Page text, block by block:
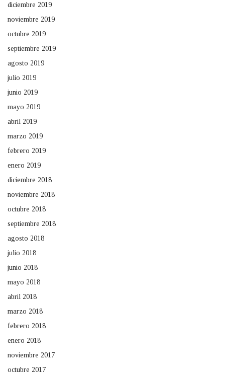
diciembre 2019
noviembre 2019
octubre 2019
septiembre 2019
agosto 2019
julio 2019
junio 2019
mayo 2019
abril 2019
marzo 2019
febrero 2019
enero 2019
diciembre 2018
noviembre 2018
octubre 2018
septiembre 2018
agosto 2018
julio 2018
junio 2018
mayo 2018
abril 2018
marzo 2018
febrero 2018
enero 2018
noviembre 2017
octubre 2017